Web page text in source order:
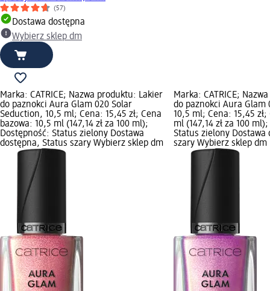
(57)
Dostawa dostępna
Wybierz sklep dm
Marka: CATRICE; Nazwa produktu: Lakier
do paznokci Aura Glam 020 Solar
Seduction, 10,5 ml; Cena: 15,45 zł; Cena
bazowa: 10,5 ml (147,14 zł za 100 ml);
Dostępność: Status zielony Dostawa
dostępna, Status szary Wybierz sklep dm
Marka: CATRICE;
do paznokci Aura Glam
10,5 ml; Cena: 15,45
ml (147,14 zł za 100
Status zielony Dostawa
szary Wybierz sklep dm